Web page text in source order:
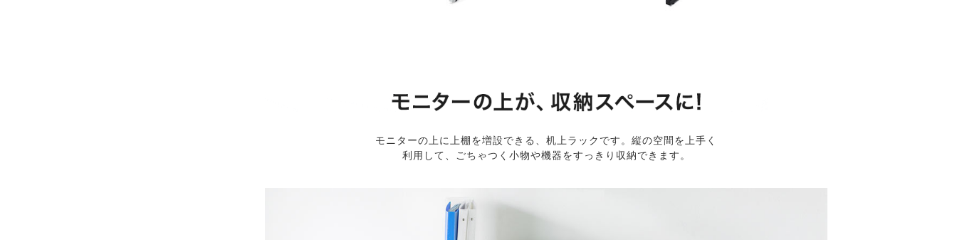
モニターの上に上棚を増設できる、机上ラックです。縦の空間を上手く
利用して、ごちゃつく小物や機器をすっきり収納できます。